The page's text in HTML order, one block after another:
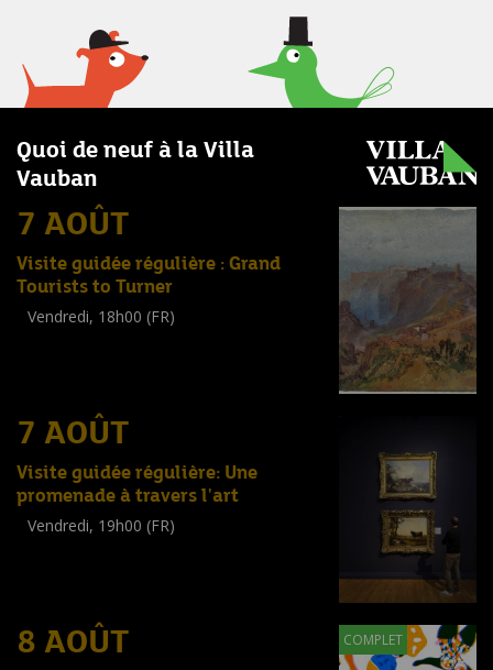
Quoi de neuf à la Villa
Vauban
7 AOÛT
Visite guidée régulière : Grand
Tourists to Turner
Vendredi, 18h00 (FR)
7 AOÛT
Visite guidée régulière: Une
promenade à travers l'art
Vendredi, 19h00 (FR)
8 AOÛT COMPLET